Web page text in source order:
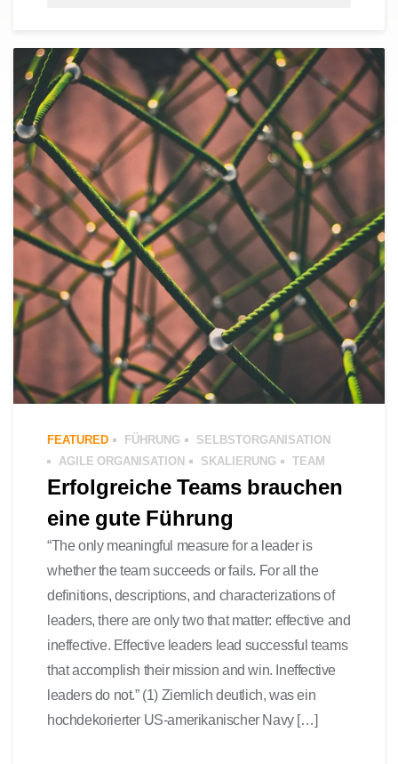
SELBSTORGANISATION TAGGEDIDEAS,BÜCHER0
COMMENTS
FEATURED FÜHRUNG
SELBSTORGANISATION
AGILE ORGANISATION
SKALIERUNG TEAM
Erfolgreiche Teams brauchen
eine gute Führung
“The only meaningful measure for a leader is
whether the team succeeds or fails. For all the
definitions, descriptions, and characterizations of
leaders, there are only two that matter: effective and
ineffective. Effective leaders lead successful teams
that accomplish their mission and win. Ineffective
leaders do not.” (1) Ziemlich deutlich, was ein
hochdekorierter US-amerikanischer Navy […]